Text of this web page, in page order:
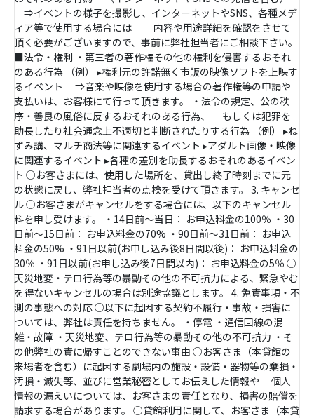
⇒イベントの様子を撮影し、インターネットやSNS、各種メデ
ィア等で使用する場合には 内容や用途詳細を確認をさせて
頂く必要がございますので、事前に弊社担当者にご相談下さい。
■法令・権利 ・第三者の著作権その他の権利を侵害するおそれ
のある行為 （例） ▸権利元の許諾無く市販の映像ソフトを上映す
るイベント ⇒音楽や映像を使用する場合の著作権等の申請や
支払いは、お客様にて行って頂きます。 ・法令の規定、公の秩
序・善良の風俗に反するおそれのある行為、 もしくは犯罪を
助長したり社会通念上不適切と判断されたりする行為 （例） ▸ね
ずみ講、マルチ商法等に関連するイベント ▸アダルト画像・映像
に関連するイベント ▸各種の差別を助長するおそれのあるイベン
ト ○お客さまには、使用した場所を、貸出し終了時刻までに元
の状態に戻し、弊社担当者の点検を受けて頂きます。 3. キャンセ
ル ○お客さまがキャンセルをする場合には、以下のキャンセル
料を申し受けます。 ・14日前～当日： お申込料金の100％ ・30
日前～15日前： お申込料金の70% ・90日前～31日前： お申込
料金の50% ・91日以前(お申し込み後8日間以後)： お申込料金の
30％ ・91日以前(お申し込み後7日間以内)： お申込料金の5％ ○
天災地変・テロ行為等の暴動その他の不可抗力による、緊急やむ
を得ないキャンセルの場合は別途協議とします。 4. 免責事項・不
測の事態への対応 ○以下に起因する契約不履行・事故・損害に
ついては、弊社は責任を持ちません。 ・停電 ・通信回線の混
雑・故障 ・天災地変、テロ行為等の暴動その他の不可抗力 ・そ
の他弊社の責に帰すことのできない事由 ○お客さま（本貸館の
来場者を含む）に起因する劇場内の施設・設備・器物等の棄損・
汚損・滅失等、並びに営業秘密としてお伝えした情報や 個人
情報の漏えいについては、お客さまの責任となり、損害の賠償を
請求する場合があります。 ○貸館利用に関して、お客さま（本貸